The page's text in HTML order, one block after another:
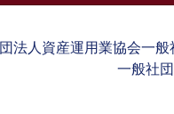
法人資産運用業協会一般
一般社